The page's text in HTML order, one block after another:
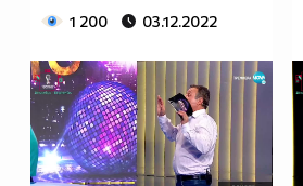
1 200 03.12.2022